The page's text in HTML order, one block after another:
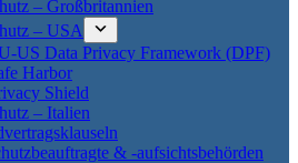
– Großbritannien
– USA
US Data Privacy Framework (DPF)
Harbor
Shield
– Italien
& -aufsichtsbehörden